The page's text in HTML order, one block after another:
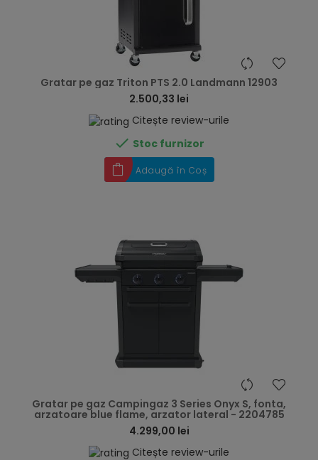
Gratar pe gaz Triton PTS 2.0 Landmann 12903
2.500,33 lei
Citește review-urile
 Stoc furnizor
Adaugă în Coș
Gratar pe gaz Campingaz 3 Series Onyx S, fonta,
arzatoare blue flame, arzator lateral - 2204785
4.299,00 lei
Citește review-urile